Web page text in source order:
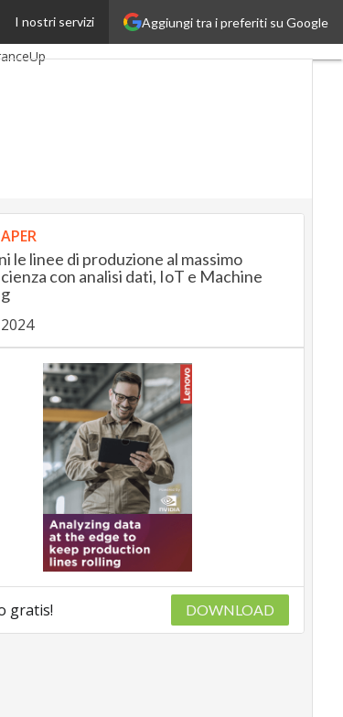
Aggiungi tra i preferiti su Google
I nostri servizi
le linee di produzione al massimo
con analisi dati, IoT e Machine
gratis! DOWNLOAD